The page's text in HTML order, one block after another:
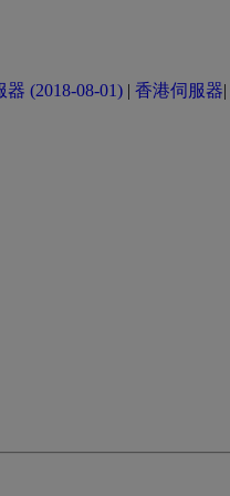
(2018-08-01) | 香港伺服器|